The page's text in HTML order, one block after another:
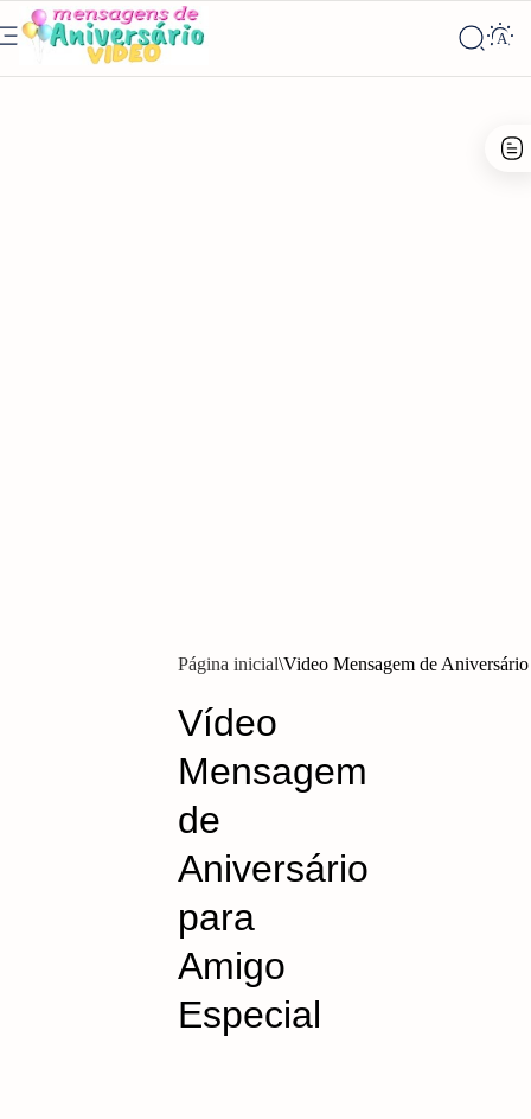
Página inicial Video Mensagem de Aniversário
Vídeo
Mensagem
de
Aniversário
para
Amigo
Especial